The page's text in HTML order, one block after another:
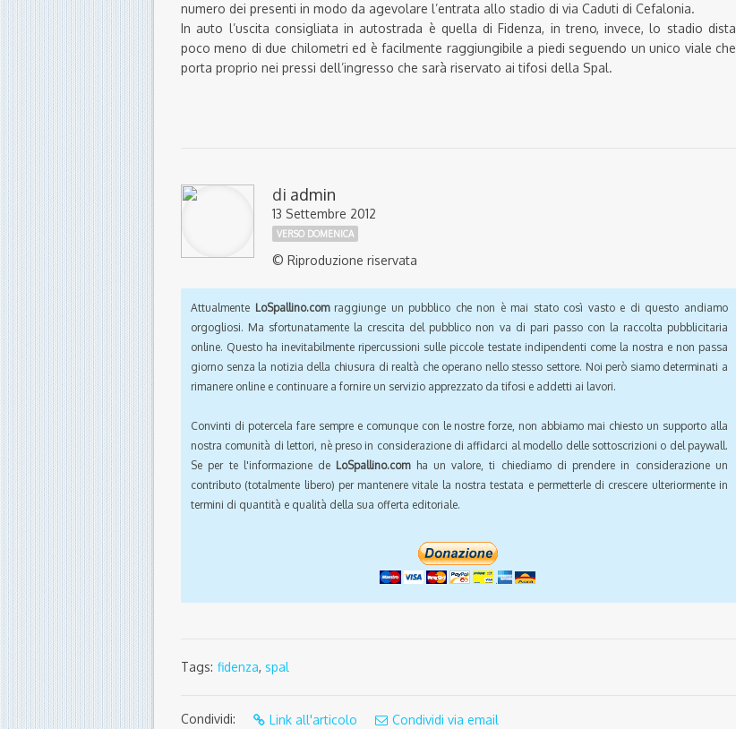
numero dei presenti in modo da agevolare l’entrata allo stadio di via Caduti di Cefalonia.
In auto l’uscita consigliata in autostrada è quella di Fidenza, in treno, invece, lo stadio dista
poco meno di due chilometri ed è facilmente raggiungibile a piedi seguendo un unico viale che
porta proprio nei pressi dell’ingresso che sarà riservato ai tifosi della Spal.
di admin
13 Settembre 2012
VERSO DOMENICA
© Riproduzione riservata
Attualmente LoSpallino.comraggiunge un pubblico che non è mai stato così vasto e di questo andiamo
orgogliosi. Ma sfortunatamente la crescita del pubblico non va di pari passo con la raccolta pubblicitaria
online. Questo ha inevitabilmente ripercussioni sulle piccole testate indipendenti come la nostra e non passa
giorno senza la notizia della chiusura di realtà che operano nello stesso settore. Noi però siamo determinati a
rimanere online e continuare a fornire un servizio apprezzato da tifosi e addetti ai lavori.
Convinti di potercela fare sempre e comunque con le nostre forze, non abbiamo mai chiesto un supporto alla
nostra comunità di lettori, nè preso in considerazione di affidarci al modello delle sottoscrizioni o del paywall.
Se per te l'informazione de LoSpallino.comha un valore, ti chiediamo di prendere in considerazione un
contributo (totalmente libero) per mantenere vitale la nostra testata e permetterle di crescere ulteriormente in
termini di quantità e qualità della sua offerta editoriale.
Tags: fidenza, spal
Condividi: Link all'articolo Condividi via email